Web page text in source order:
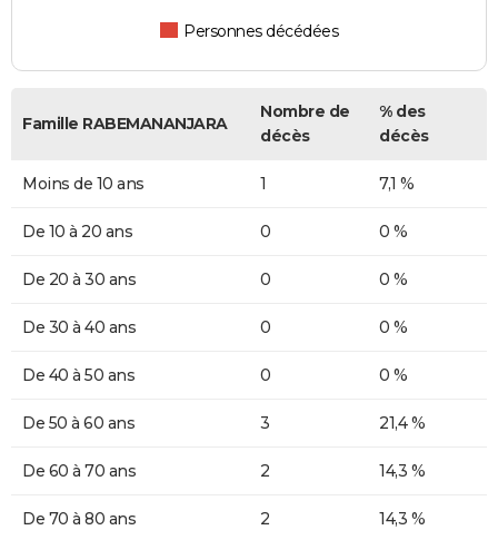
Personnes décédées
Famille RABEMANANJARA
Nombre de
décès
% des
décès
Moins de 10 ans 1 7,1 %
De 10 à 20 ans 0 0 %
De 20 à 30 ans 0 0 %
De 30 à 40 ans 0 0 %
De 40 à 50 ans 0 0 %
De 50 à 60 ans 3 21,4 %
De 60 à 70 ans 2 14,3 %
De 70 à 80 ans 2 14,3 %